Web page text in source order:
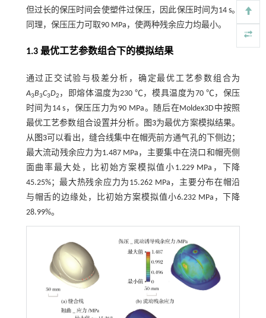
但过长的保压时间会使塑件过保压，因此保压时间为14 s。
同理，保压压力可取90 MPa，使两种残余应力均最小。
1.3 最优工艺参数组合下的模拟结果
通过正交试验与极差分析，确定最优工艺参数组合为
A3B3C3D2 ，即熔体温度为230 ℃，模具温度为70 ℃，保压
时间为14 s，保压压力为90 MPa。随后在Moldex3D中按照
最优工艺参数组合设置并分析。
图3为最优方案模拟结果。
从图3可以看出，缝合线集中在帽壳前方通气孔的下侧边；
最大流动残余应力为1.487 MPa，主要集中在浇口和帽壳侧
面曲率最大处，比初始方案模拟值小1.229 MPa，下降
45.25%；最大热残余应力为15.262 MPa，主要分布在帽沿
与帽舌的边缘处，比初始方案模拟值小6.232 MPa，下降
28.99%。